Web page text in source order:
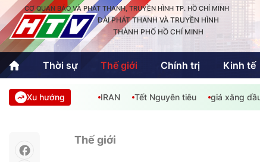
CƠ QUAN BÁO VÀ PHÁT THANH, TRUYỀN HÌNH TP. HỒ CHÍ MINH
ĐÀI PHÁT THANH VÀ TRUYỀN HÌNH
THÀNH PHỐ HỒ CHÍ MINH
Thời sự Thế giới Chính trị Kinh tế
Thời sự
Thể thao
Quốc tế
Văn hóa
Xu hướng IRAN Tết Nguyên tiêu giá xăng
Thế giới